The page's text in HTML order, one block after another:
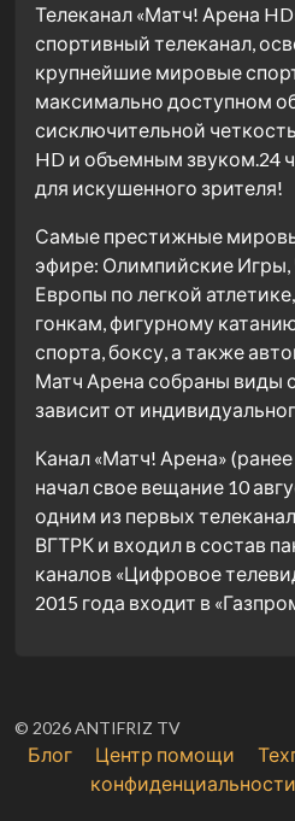
Телеканал «Матч! Арена
спортивный телеканал,
крупнейшие мировые
максимально доступном
сисключительной
HD и объемным звуком.24
для искушенного зрителя!
Самые престижные
эфире: Олимпийские
Европы по легкой
гонкам, фигурному
спорта, боксу, а также
Матч Арена собраны виды
зависит от
Канал «Матч! Арена»
начал свое вещание 10
одним из первых
ВГТРК и входил в состав
каналов «Цифровое
2015 года входит в
© 2026 ANTIFRIZ TV
Блог Центр помощи
конфиденциальности